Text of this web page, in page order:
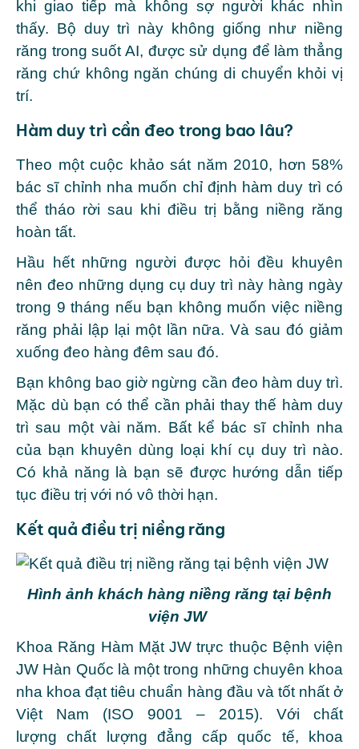
khi giao tiếp mà không sợ người khác nhìn
thấy. Bộ duy trì này không giống như niềng
răng trong suốt AI, được sử dụng để làm thẳng
răng chứ không ngăn chúng di chuyển khỏi vị
trí.
Hàm duy trì cần đeo trong bao lâu?
Theo một cuộc khảo sát năm 2010, hơn 58%
bác sĩ chỉnh nha muốn chỉ định hàm duy trì có
thể tháo rời sau khi điều trị bằng niềng răng
hoàn tất.
Hầu hết những người được hỏi đều khuyên
nên đeo những dụng cụ duy trì này hàng ngày
trong 9 tháng nếu bạn không muốn việc niềng
răng phải lập lại một lần nữa. Và sau đó giảm
xuống đeo hàng đêm sau đó.
Bạn không bao giờ ngừng cần đeo hàm duy trì.
Mặc dù bạn có thể cần phải thay thế hàm duy
trì sau một vài năm. Bất kể bác sĩ chỉnh nha
của bạn khuyên dùng loại khí cụ duy trì nào.
Có khả năng là bạn sẽ được hướng dẫn tiếp
tục điều trị với nó vô thời hạn.
Kết quả điều trị niềng răng
Hình ảnh khách hàng niềng răng tại bệnh
viện JW
Khoa Răng Hàm Mặt JW trực thuộc Bệnh viện
JW Hàn Quốc là một trong những chuyên khoa
nha khoa đạt tiêu chuẩn hàng đầu và tốt nhất ở
Việt Nam (ISO 9001 – 2015). Với chất
lượng chất lượng đẳng cấp quốc tế, khoa